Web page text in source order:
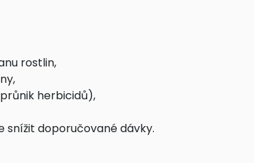
rostlin,
herbicidů),
snížit doporučované dávky.